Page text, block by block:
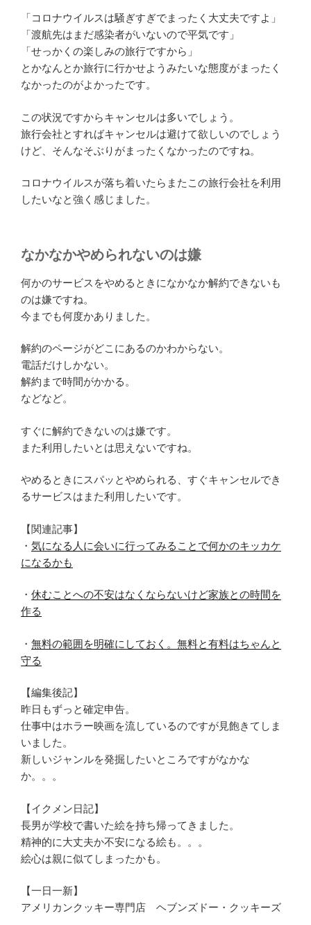
「コロナウイルスは騒ぎすぎでまったく大丈夫ですよ」
「渡航先はまだ感染者がいないので平気です」
「せっかくの楽しみの旅行ですから」
とかなんとか旅行に行かせようみたいな態度がまったく
なかったのがよかったです。
この状況ですからキャンセルは多いでしょう。
旅行会社とすればキャンセルは避けて欲しいのでしょう
けど、そんなそぶりがまったくなかったのですね。
コロナウイルスが落ち着いたらまたこの旅行会社を利用
したいなと強く感じました。
なかなかやめられないのは嫌
何かのサービスをやめるときになかなか解約できないも
のは嫌ですね。
今までも何度かありました。
解約のページがどこにあるのかわからない。
電話だけしかない。
解約まで時間がかかる。
などなど。
すぐに解約できないのは嫌です。
また利用したいとは思えないですね。
やめるときにスパッとやめられる、すぐキャンセルでき
るサービスはまた利用したいです。
【関連記事】
・ 気になる人に会いに行ってみることで何かのキッカケ
になるかも
・ 休むことへの不安はなくならないけど家族との時間を
作る
・ 無料の範囲を明確にしておく。無料と有料はちゃんと
守る
【編集後記】
昨日もずっと確定申告。
仕事中はホラー映画を流しているのですが見飽きてしま
いました。
新しいジャンルを発掘したいところですがなかな
か。。。
【イクメン日記】
長男が学校で書いた絵を持ち帰ってきました。
精神的に大丈夫か不安になる絵も。。。
絵心は親に似てしまったかも。
【一日一新】
アメリカンクッキー専門店 ヘブンズドー・クッキーズ